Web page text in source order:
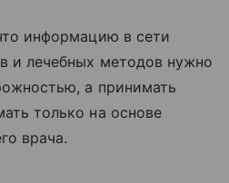
информацию в сети
и лечебных методов нужно
а принимать
только на основе
врача.